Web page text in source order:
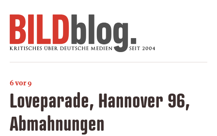
6 vor 9
Loveparade, Hannover 96,
Abmahnungen